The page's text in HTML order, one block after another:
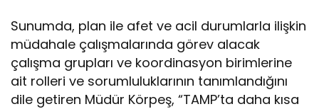
Sunumda, plan ile afet ve acil durumlarla ilişkin
müdahale çalışmalarında görev alacak
çalışma grupları ve koordinasyon birimlerine
ait rolleri ve sorumluluklarının tanımlandığını
dile getiren Müdür Körpeş, “TAMP’ta daha kısa